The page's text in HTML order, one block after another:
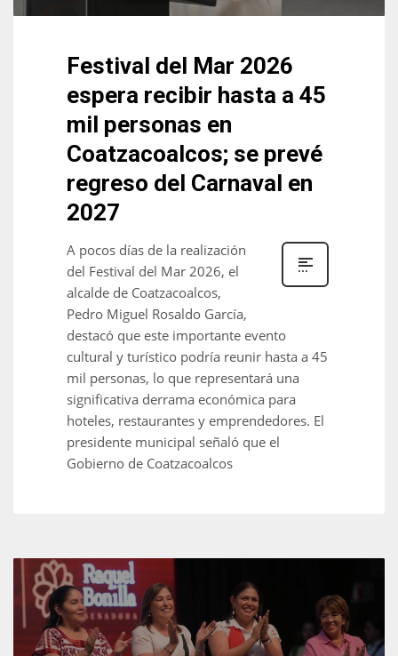
Festival del Mar 2026
espera recibir hasta a 45
mil personas en
Coatzacoalcos; se prevé
regreso del Carnaval en
2027
A pocos días de la realización
del Festival del Mar 2026, el
alcalde de Coatzacoalcos,
Pedro Miguel Rosaldo García,
destacó que este importante evento
cultural y turístico podría reunir hasta a 45
mil personas, lo que representará una
significativa derrama económica para
hoteles, restaurantes y emprendedores. El
presidente municipal señaló que el
Gobierno de Coatzacoalcos